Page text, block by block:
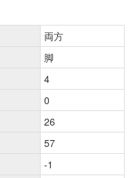
両方
脚
4
0
26
57
-1